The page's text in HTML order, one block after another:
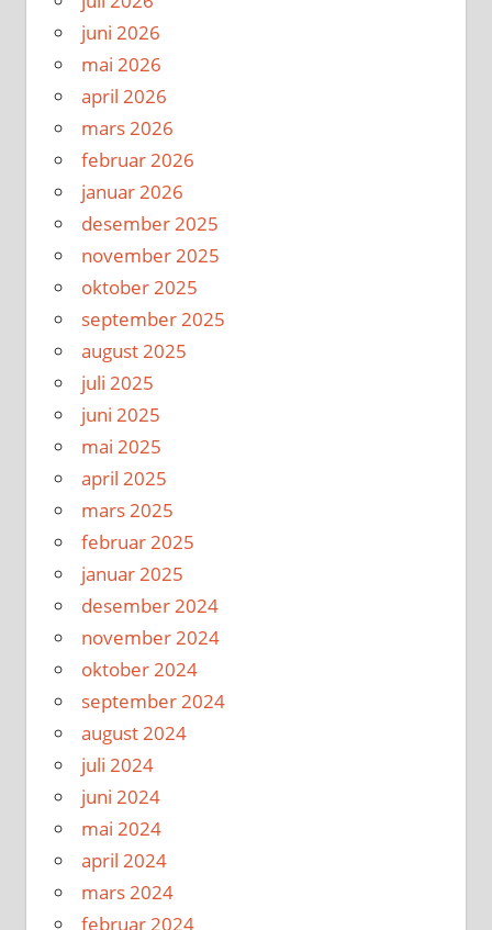
juni 2026
mai 2026
april 2026
mars 2026
februar 2026
januar 2026
desember 2025
november 2025
oktober 2025
september 2025
august 2025
juli 2025
juni 2025
mai 2025
april 2025
mars 2025
februar 2025
januar 2025
desember 2024
november 2024
oktober 2024
september 2024
august 2024
juli 2024
juni 2024
mai 2024
april 2024
mars 2024
februar 2024